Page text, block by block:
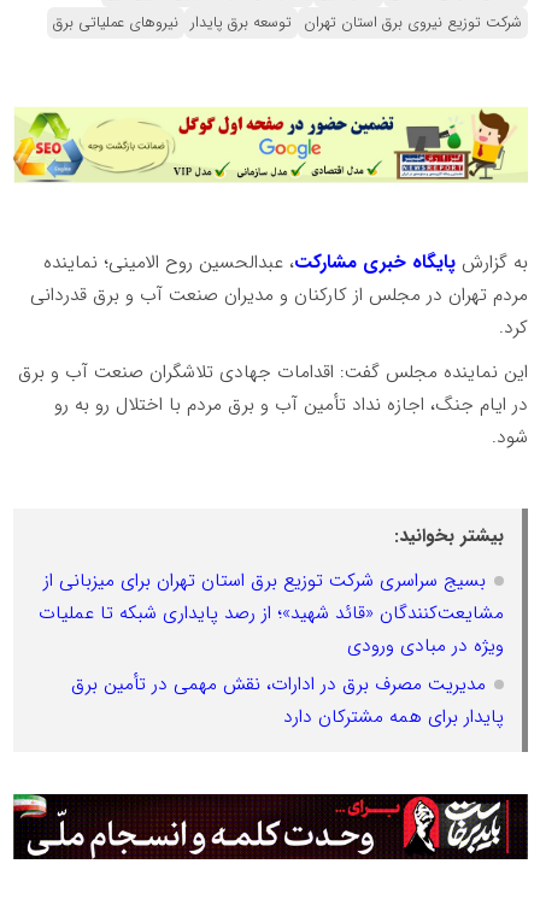
شرکت توزیع نیروی برق استان تهران توسعه برق پایدار نیروهای عملیاتی برق
به گزارش پایگاه خبری مشارکت، عبدالحسین روح الامینی؛ نماینده
مردم تهران در مجلس از کارکنان و مدیران صنعت آب و برق قدردانی
کرد.
این نماینده مجلس گفت: اقدامات جهادی تلاشگران صنعت آب و برق
در ایام جنگ، اجازه نداد تأمین آب و برق مردم با اختلال رو به رو
شود.
بیشتر بخوانید:
بسیج سراسری شرکت توزیع برق استان تهران برای میزبانی از
مشایعت‌کنندگان «قائد شهید»؛ از رصد پایداری شبکه تا عملیات
ویژه در مبادی ورودی
مدیریت مصرف برق در ادارات، نقش مهمی در تأمین برق
پایدار برای همه مشترکان دارد